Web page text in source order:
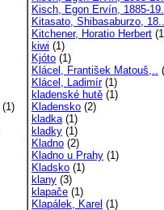
(1)
Kisch, Egon Ervín, 1885-
Kitasato, Shibasaburzo, 18..
Kitchener, Horatio Herbert
kiwi (1)
Kjóto (1)
Klácel, František Matouš,..
Klácel, Ladimír(1)
kladenské hutě (1)
Kladensko (2)
kladka(1)
kladky (1)
Kladno (2)
Kladno u Prahy (1)
Kladsko (1)
klany (3)
klapače (1)
Klapálek, Karel (1)